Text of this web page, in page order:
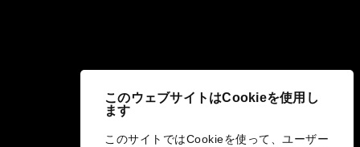
このウェブサイトはCookieを使用し
ます
このサイトではCookieを使って、ユーザー